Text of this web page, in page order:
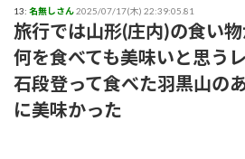
13: 名無しさん2025/07/17(木) 22:39:05.81
旅行では山形(庄内)の食い
何を食べても美味いと思う
石段登って食べた羽黒山の
に美味かった